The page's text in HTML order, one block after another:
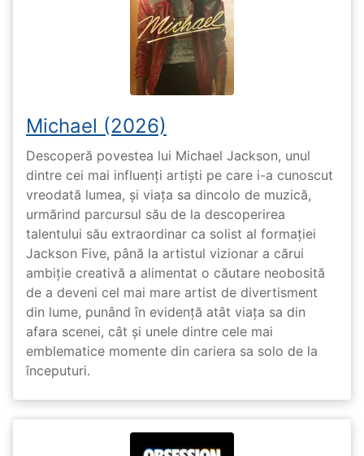
Michael (2026)
Descoperă povestea lui Michael Jackson, unul
dintre cei mai influenți artiști pe care i-a cunoscut
vreodată lumea, și viața sa dincolo de muzică,
urmărind parcursul său de la descoperirea
talentului său extraordinar ca solist al formației
Jackson Five, până la artistul vizionar a cărui
ambiție creativă a alimentat o căutare neobosită
de a deveni cel mai mare artist de divertisment
din lume, punând în evidență atât viața sa din
afara scenei, cât și unele dintre cele mai
emblematice momente din cariera sa solo de la
începuturi.